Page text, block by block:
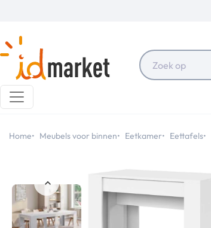
Home Meubels voor binnen Eetkamer Eettafels